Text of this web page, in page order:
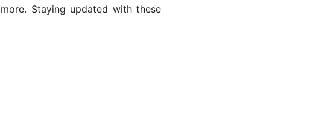
Staying updated with these